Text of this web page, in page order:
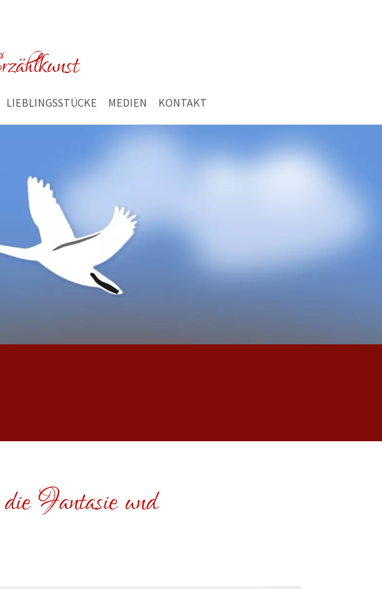
LIEBLINGSSTÜCKE MEDIEN KONTAKT
Fantasie und